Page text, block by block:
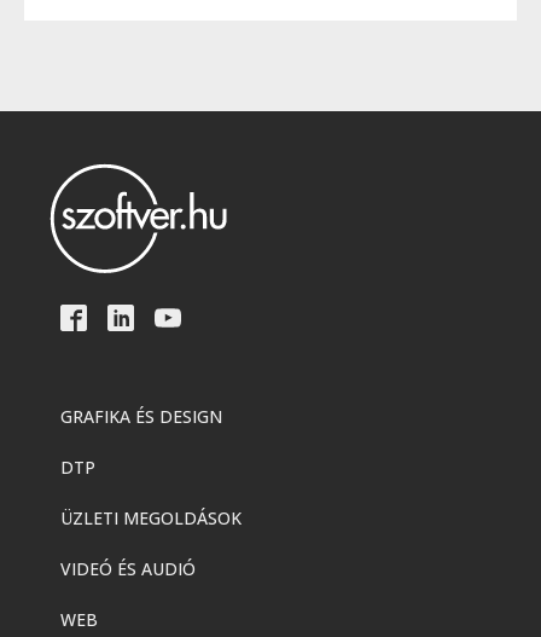
GRAFIKA ÉS DESIGN
DTP
ÜZLETI MEGOLDÁSOK
VIDEÓ ÉS AUDIÓ
WEB